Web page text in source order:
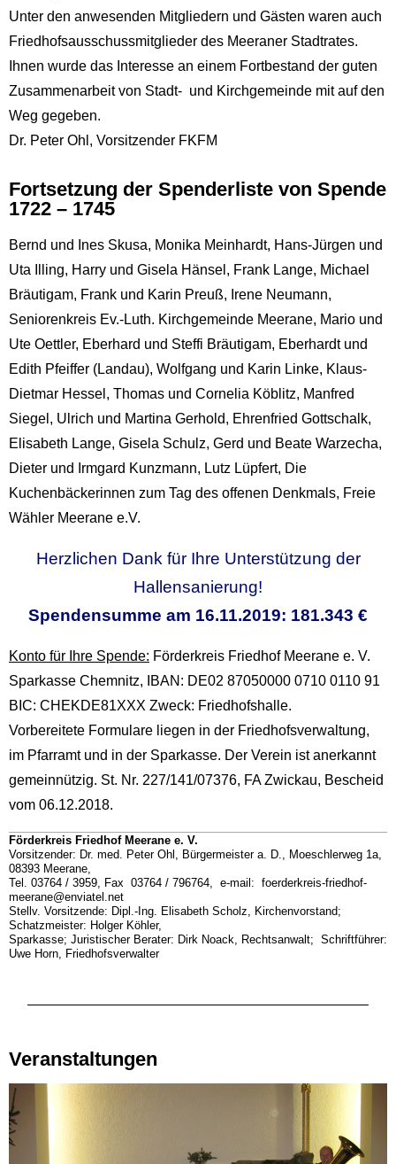
Unter den anwesenden Mitgliedern und Gästen waren auch
Friedhofsausschussmitglieder des Meeraner Stadtrates.
Ihnen wurde das Interesse an einem Fortbestand der guten
Zusammenarbeit von Stadt- und Kirchgemeinde mit auf den
Weg gegeben.
Dr. Peter Ohl, Vorsitzender FKFM
Fortsetzung der Spenderliste von Spende
1722 – 1745
Bernd und Ines Skusa, Monika Meinhardt, Hans-Jürgen und
Uta Illing, Harry und Gisela Hänsel, Frank Lange, Michael
Bräutigam, Frank und Karin Preuß, Irene Neumann,
Seniorenkreis Ev.-Luth. Kirchgemeinde Meerane, Mario und
Ute Oettler, Eberhard und Steffi Bräutigam, Eberhardt und
Edith Pfeiffer (Landau), Wolfgang und Karin Linke, Klaus-
Dietmar Hessel, Thomas und Cornelia Köblitz, Manfred
Siegel, Ulrich und Martina Gerhold, Ehrenfried Gottschalk,
Elisabeth Lange, Gisela Schulz, Gerd und Beate Warzecha,
Dieter und Irmgard Kunzmann, Lutz Lüpfert, Die
Kuchenbäckerinnen zum Tag des offenen Denkmals, Freie
Wähler Meerane e.V.
Herzlichen Dank für Ihre Unterstützung der
Hallensanierung!
Spendensumme am 16.11.2019: 181.343 €
Konto für Ihre Spende: Förderkreis Friedhof Meerane e. V.
Sparkasse Chemnitz, IBAN: DE02 87050000 0710 0110 91
BIC: CHEKDE81XXX Zweck: Friedhofshalle.
Vorbereitete Formulare liegen in der Friedhofsverwaltung,
im Pfarramt und in der Sparkasse. Der Verein ist anerkannt
gemeinnützig. St. Nr. 227/141/07376, FA Zwickau, Bescheid
vom 06.12.2018.
Förderkreis Friedhof Meerane e. V.
Vorsitzender: Dr. med. Peter Ohl, Bürgermeister a. D., Moeschlerweg 1a,
08393 Meerane,
Tel. 03764 / 3959, Fax 03764 / 796764, e-mail: foerderkreis-friedhof-
meerane@enviatel.net
Stellv. Vorsitzende: Dipl.-Ing. Elisabeth Scholz, Kirchenvorstand;
Schatzmeister: Holger Köhler,
Sparkasse; Juristischer Berater: Dirk Noack, Rechtsanwalt; Schriftführer:
Uwe Horn, Friedhofsverwalter
Veranstaltungen